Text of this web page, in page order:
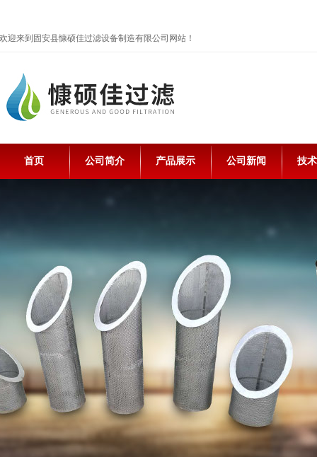
欢迎来到固安县慷硕佳过滤设备制造有限公司网站！
首页 公司简介 产品展示 公司新闻 技